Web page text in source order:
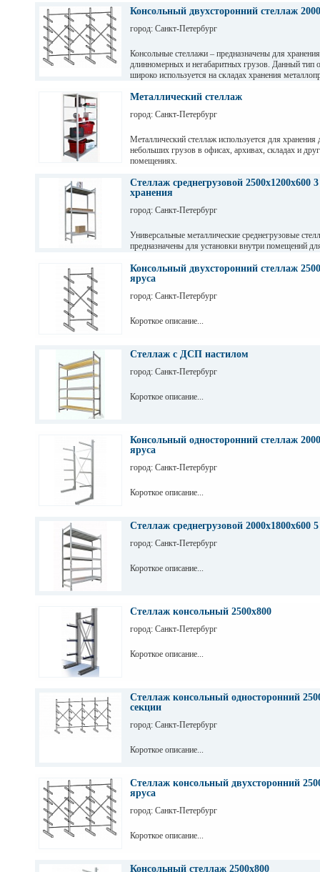
Консольный двухсторонний стеллаж
город: Санкт-Петербург
Консольные стеллажи – предназначены для хранения
длинномерных и негабаритных грузов. Данный тип
широко используется на складах хранения
Металлический стеллаж
город: Санкт-Петербург
Металлический стеллаж используется для хранения
небольших грузов в офисах, архивах, складах и
помещениях.
Стеллаж среднегрузовой 2500х1200х600
хранения
город: Санкт-Петербург
Универсальные металлические среднегрузовые
предназначены для установки внутри помещений
промышленных предприятиях.
Консольный двухсторонний стеллаж
яруса
город: Санкт-Петербург
Короткое описание...
Стеллаж с ДСП настилом
город: Санкт-Петербург
Короткое описание...
Консольный односторонний стеллаж
яруса
город: Санкт-Петербург
Короткое описание...
Стеллаж среднегрузовой 2000х1800х600
город: Санкт-Петербург
Короткое описание...
Стеллаж консольный 2500х800
город: Санкт-Петербург
Короткое описание...
Стеллаж консольный односторонний
секции
город: Санкт-Петербург
Короткое описание...
Стеллаж консольный двухсторонний
яруса
город: Санкт-Петербург
Короткое описание...
Консольный стеллаж 2500х800